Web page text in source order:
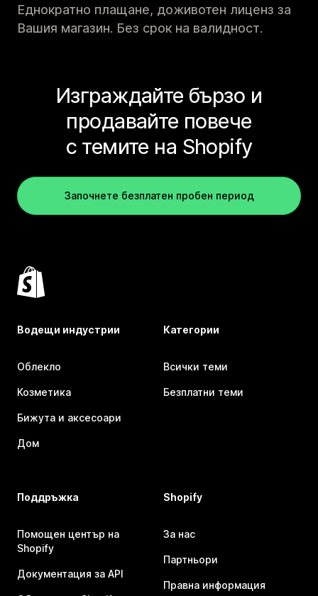
Еднократно плащане, доживотен лиценз за
Вашия магазин. Без срок на валидност.
Изграждайте бързо и
продавайте повече
с темите на Shopify
Започнете безплатен пробен период
Водещи индустрии
Облекло
Козметика
Бижута и аксесоари
Дом
Категории
Всички теми
Безплатни теми
Поддръжка
Помощен център на
Shopify
Документация за API
Shopify
За нас
Партньори
Правна информация